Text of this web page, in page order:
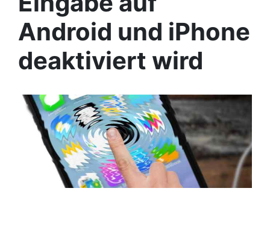
Android und iPhone
deaktiviert wird